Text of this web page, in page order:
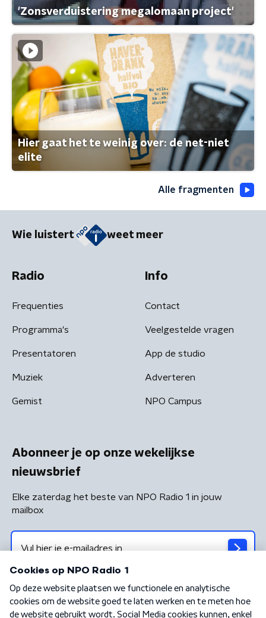
'Zonsverduistering megalomaan project'
Hier gaat het te weinig over: de net-niet
elite
Alle fragmenten
Wie luistert weet meer
Radio
Frequenties
Programma's
Presentatoren
Muziek
Gemist
Info
Contact
Veelgestelde vragen
App de studio
Adverteren
NPO Campus
Abonneer je op onze wekelijkse
nieuwsbrief
Elke zaterdag het beste van NPO Radio 1 in jouw
mailbox